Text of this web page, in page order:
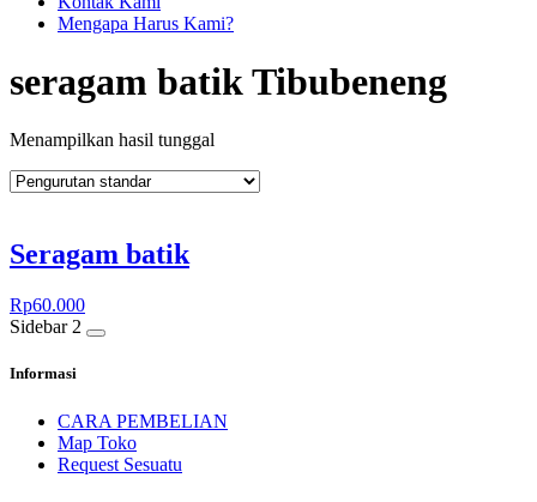
Mengapa Harus Kami?
seragam batik Tibubeneng
Menampilkan hasil tunggal
Seragam batik
Rp60.000
Sidebar 2
Informasi
CARA PEMBELIAN
Map Toko
Request Sesuatu